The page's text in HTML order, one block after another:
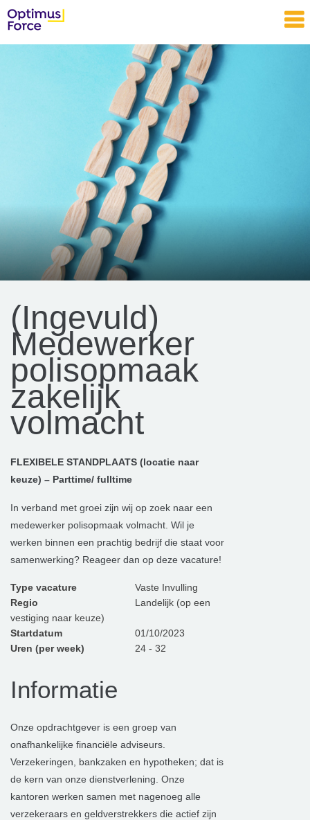
(Ingevuld)
Medewerker
polisopmaak
zakelijk
volmacht
FLEXIBELE STANDPLAATS (locatie naar
keuze) – Parttime/ fulltime
In verband met groei zijn wij op zoek naar een
medewerker polisopmaak volmacht. Wil je
werken binnen een prachtig bedrijf die staat voor
samenwerking? Reageer dan op deze vacature!
Type vacature
Vaste Invulling
Regio
Landelijk (op een
vestiging naar keuze)
Startdatum
01/10/2023
Uren (per week)
24 - 32
Informatie
Onze opdrachtgever is een groep van
onafhankelijke financiële adviseurs.
Verzekeringen, bankzaken en hypotheken; dat is
de kern van onze dienstverlening. Onze
kantoren werken samen met nagenoeg alle
verzekeraars en geldverstrekkers die actief zijn